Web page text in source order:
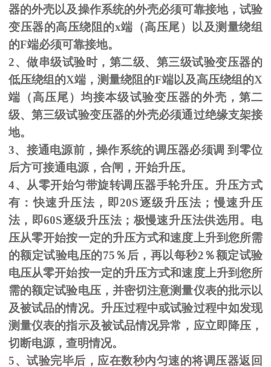
器的外壳以及操作系统的外壳必须可靠接地，试验
变压器的高压绕阻的x端（高压尾）以及测量绕组
的F端必须可靠接地。
2、做串级试验时，第二级、第三级试验变压器的
低压绕组的X端，测量绕阻的F端以及高压绕组的X
端（高压尾）均接本级试验变压器的外壳，第二
级、第三级试验变压器的外壳必须通过绝缘支架接
地。
3、接通电源前，操作系统的调压器必须调 到零位
后方可接通电源，合闸，开始升压。
4、从零开始匀带旋转调压器手轮升压。升压方式
有：快速升压法，即20S逐级升压法；慢速升压
法，即60S逐级升压法；极慢速升压法供选用。电
压从零开始按一定的升压方式和速度上升到您所需
的额定试验电压的75％后，再以每秒2％额定试验
电压从零开始按一定的升压方式和速度上升到您所
需的额定试验电压，并密切注意测量仪表的批示以
及被试品的情况。升压过程中或试验过程中如发现
测量仪表的指示及被试品情况异常，应立即降压，
切断电源，查明情况。
5、试验完毕后，应在数秒内匀速的将调压器返回